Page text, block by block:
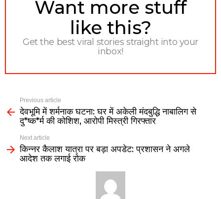
Want more stuff
like this?
Get the best viral stories straight into your
inbox!
Previous article
देवभूमि में शर्मनाक घटना: घर में अकेली मंदबुद्धि नाबालिग से
दु*ष्क*र्म की कोशिश, आरोपी मिस्त्री गिरफ्तार
Next article
किन्नर कैलाश यात्रा पर बड़ा अपडेट: प्रशासन ने अगले
आदेश तक लगाई रोक